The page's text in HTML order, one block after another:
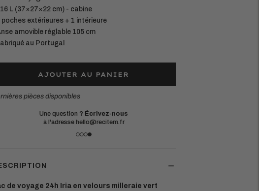
L (37×27×22 cm) - cabine
poches extérieures + 1 intérieure
amovible réglable 105 cm
au Portugal
AJOUTER AU PANIER
pièces disponibles
Une question ? Écrivez-nous
à l'adresse hello@recitem.fr
de voyage 24h Iria en velours milleraie vert